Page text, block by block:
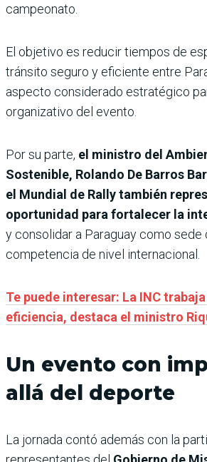
campeonato.
El objetivo es reducir tiempos de
tránsito seguro y eficiente entre
aspecto considerado estratégico
organizativo del evento.
Por su parte, el ministro del
Sostenible, Rolando De Barros
el Mundial de Rally también
oportunidad para fortalecer la
y consolidar a Paraguay como sede
competencia de nivel internacional.
Te puede interesar: La INC
eficiencia, destaca el ministro
Un evento con
allá del deporte
La jornada contó además con la